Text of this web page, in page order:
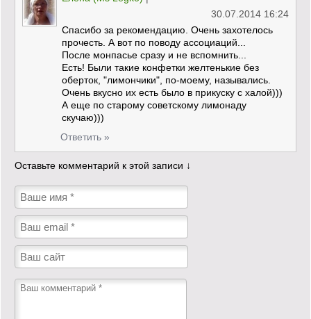
30.07.2014 16:24
Спасибо за рекомендацию. Очень захотелось
прочесть. А вот по поводу ассоциаций...
После монпасье сразу и не вспомнить...
Есть! Были такие конфетки желтенькие без
оберток, "лимончики", по-моему, назывались.
Очень вкусно их есть было в прикуску с халой)))
А еще по старому советскому лимонаду
скучаю)))
Ответить »
Оставьте комментарий к этой записи ↓